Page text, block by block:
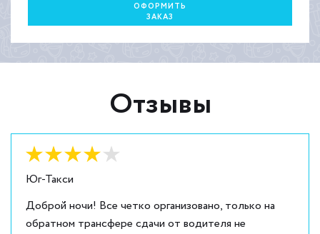
ОФОРМИТЬ
ЗАКАЗ
Отзывы
Юг-Такси
Оценка: 4
Доброй ночи! Все четко организовано, только на
обратном трансфере сдачи от водителя не